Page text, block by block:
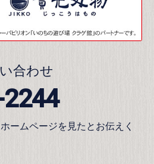
合わせ
ームページを見たとお伝えく